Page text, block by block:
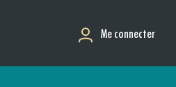
Me connecter